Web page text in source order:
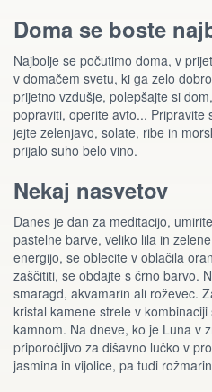
Doma se boste
Najbolje se počutimo doma, v
v domačem svetu, ki ga zelo
prijetno vzdušje, polepšajte si
popraviti, operite avto... Pripravite
jejte zelenjavo, solate, ribe in
prijalo suho belo vino.
Nekaj nasvetov
Danes je dan za meditacijo,
pastelne barve, veliko lila in
energijo, se oblecite v oblačila
zaščititi, se obdajte s črno barvo.
smaragd, akvamarin ali roževec.
kristal kamene strele v
kamnom. Na dneve, ko je Luna v
priporočljivo za dišavno lučko v
jasmina in vijolice, pa tudi